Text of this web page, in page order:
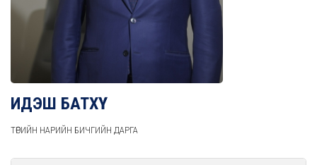
ИДЭШ БАТХҮҮ
ТӨРИЙН НАРИЙН БИЧГИЙН ДАРГА